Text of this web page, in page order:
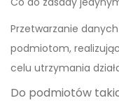
Przetwarzanie
podmiotom,
celu utrzymania
Do podmiotów